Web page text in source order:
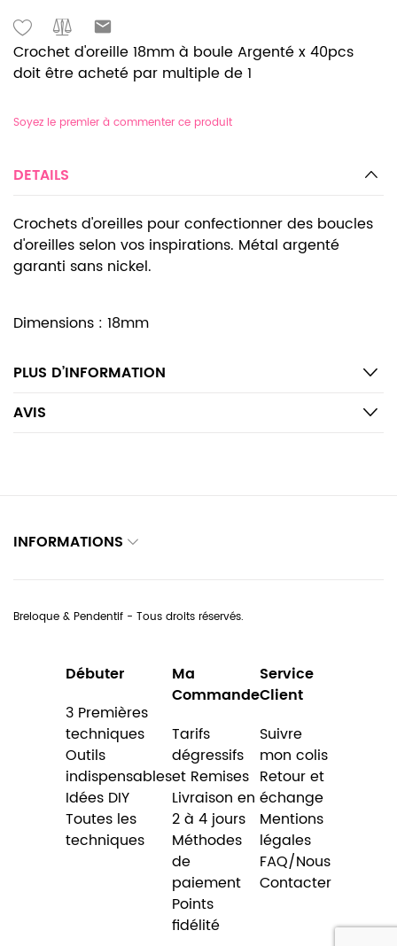
Crochet d'oreille 18mm à boule Argenté x 40pcs
doit être acheté par multiple de 1
Soyez le premier à commenter ce produit
DETAILS
Crochets d'oreilles pour confectionner des boucles
d'oreilles selon vos inspirations. Métal argenté
garanti sans nickel.
Dimensions : 18mm
PLUS D’INFORMATION
AVIS
INFORMATIONS
Breloque & Pendentif - Tous droits réservés.
Débuter
3 Premières
techniques
Outils
indispensables
Idées DIY
Toutes les
techniques
Ma
Commande
Tarifs
dégressifs
et Remises
Livraison en
2 à 4 jours
Méthodes
de
paiement
Points
fidélité
Service
Client
Suivre
mon colis
Retour et
échange
Mentions
légales
FAQ/Nous
Contacter